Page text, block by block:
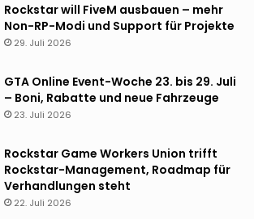
Rockstar will FiveM ausbauen – mehr
Non-RP-Modi und Support für Projekte
29. Juli 2026
GTA Online Event-Woche 23. bis 29. Juli
– Boni, Rabatte und neue Fahrzeuge
23. Juli 2026
Rockstar Game Workers Union trifft
Rockstar-Management, Roadmap für
Verhandlungen steht
22. Juli 2026